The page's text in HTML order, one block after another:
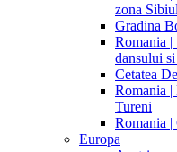
zona
Gradina
Romania |
dansului
Cetatea
Romania
Tureni
Romania
Europa